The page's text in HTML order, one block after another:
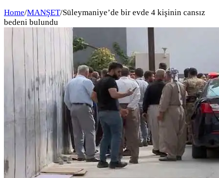
Home/MANŞET/Süleymaniye’de bir evde 4 kişinin cansız
bedeni bulundu